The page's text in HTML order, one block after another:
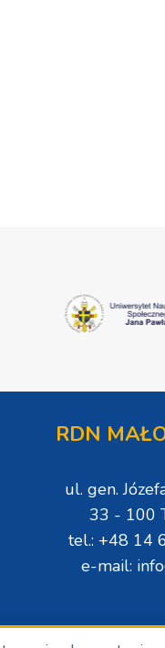
RDN
ul. gen.
33 - 100
tel.: +48 14
e-mail: